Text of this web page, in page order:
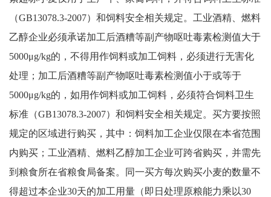
（GB13078.3-2007）和饲料安全相关规定。工业酒精、燃料
乙醇企业必须承诺加工后酒糟等副产物呕吐毒素检测值大于
5000μg/kg的，不得用作饲料或加工饲料，必须进行无害化
处理；加工后酒糟等副产物呕吐毒素检测值小于或等于
5000μg/kg的，如用作饲料或加工饲料，必须符合饲料卫生
标准（GB13078.3-2007）和饲料安全相关规定。买方要按照
规定的区域进行购买，其中：饲料加工企业仅限在本省范围
内购买；工业酒精、燃料乙醇加工企业可跨省购买，并需先
到粮食所在省粮食局备案。同一买方每次购买小麦的数量不
得超过本企业30天的加工用量（即日处理原粮能力乘以30